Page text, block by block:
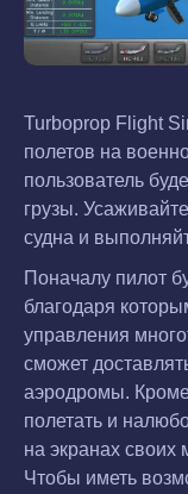
Turboprop Flight
полетов на
пользователь
грузы.
судна и
Поначалу пилот
благодаря
управления
сможет
аэродромы. Кроме
полетать и
на экранах
Чтобы иметь